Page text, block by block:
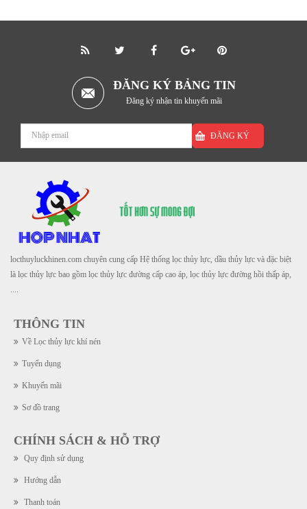
ĐĂNG KÝ BẢNG TIN
Đăng ký nhận tin khuyến mãi
ĐĂNG KÝ
locthuyluckhinen.com chuyên cung cấp Hệ thống lọc thủy lực, dầu thủy lực và đặc biệt
là lọc thủy lực bao gồm lọc thủy lực đường cấp cao áp, lọc thủy lực đường hồi thấp áp,
THÔNG TIN
Về Lọc thủy lực khí nén
Tuyển dụng
Khuyến mãi
Sơ đồ trang
CHÍNH SÁCH & HỖ TRỢ
Quy định sử dụng
Hướng dẫn
Thanh toán